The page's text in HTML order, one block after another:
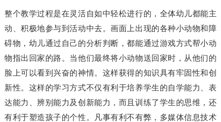
整个教学过程是在灵活自如中轻松进行的，全体幼儿都能主
动、积极地参与到活动中去。画面上出现的各种小动物和障
碍物，幼儿通过自己的分析判断，都能通过游戏方式帮小动
物指出回家的路。当他们最终将小动物送回家时，从他们的
脸上可以看到兴奋的神情。这样获得的知识具有牢固性和创
新性。这样的学习方式不仅有利于培养学生的自学能力、表
达能力、辨别能力及创新能力，而且训练了学生的思维，还
有利于塑造孩子的个性。凡事有利不有弊，多媒体信息技术